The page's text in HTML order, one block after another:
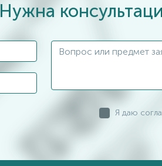
Нужна
Я даю